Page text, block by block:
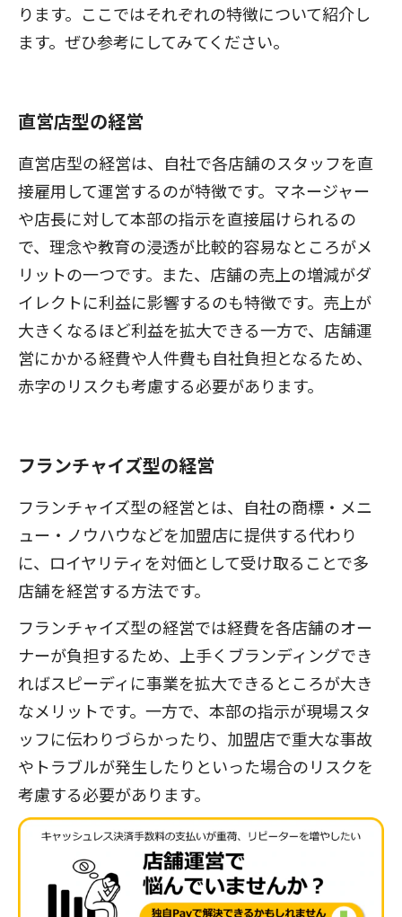
ります。ここではそれぞれの特徴について紹介し
ます。ぜひ参考にしてみてください。
直営店型の経営
直営店型の経営は、自社で各店舗のスタッフを直
接雇用して運営するのが特徴です。マネージャー
や店長に対して本部の指示を直接届けられるの
で、理念や教育の浸透が比較的容易なところがメ
リットの一つです。また、店舗の売上の増減がダ
イレクトに利益に影響するのも特徴です。売上が
大きくなるほど利益を拡大できる一方で、店舗運
営にかかる経費や人件費も自社負担となるため、
赤字のリスクも考慮する必要があります。
フランチャイズ型の経営
フランチャイズ型の経営とは、自社の商標・メニ
ュー・ノウハウなどを加盟店に提供する代わり
に、ロイヤリティを対価として受け取ることで多
店舗を経営する方法です。
フランチャイズ型の経営では経費を各店舗のオー
ナーが負担するため、上手くブランディングでき
ればスピーディに事業を拡大できるところが大き
なメリットです。一方で、本部の指示が現場スタ
ッフに伝わりづらかったり、加盟店で重大な事故
やトラブルが発生したりといった場合のリスクを
考慮する必要があります。